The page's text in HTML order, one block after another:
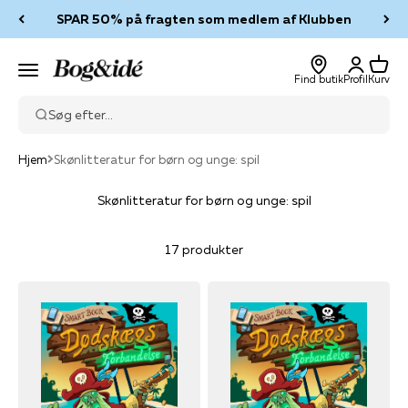
SPAR 50% på fragten som medlem af Klubben
Menu Bog & idé
Find butik
Log ind
Profil
Kurv
Kurv
Søg efter...
Hjem Skønlitteratur for børn og unge: spil
Skønlitteratur for børn og unge: spil
17 produkter